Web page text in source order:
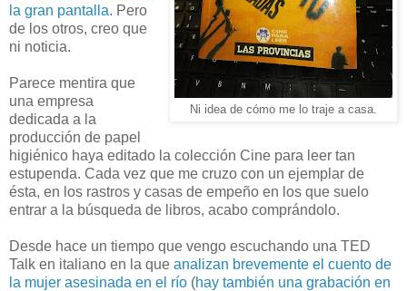
Ni idea de cómo me lo traje a casa.
la gran pantalla. Pero
de los otros, creo que
ni noticia.
Parece mentira que
una empresa
dedicada a la
producción de papel
higiénico haya editado la colección Cine para leer tan
estupenda. Cada vez que me cruzo con un ejemplar de
ésta, en los rastros y casas de empeño en los que suelo
entrar a la búsqueda de libros, acabo comprándolo.
Desde hace un tiempo que vengo escuchando una TED
Talk en italiano en la que analizan brevemente el cuento de
la mujer asesinada en el río (hay también una grabación en